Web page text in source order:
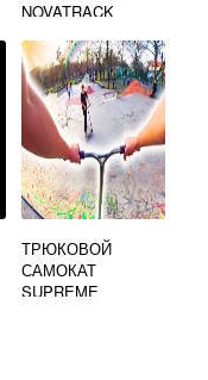
NOVATRACK
ТРЮКОВОЙ
САМОКАТ
SUPREME